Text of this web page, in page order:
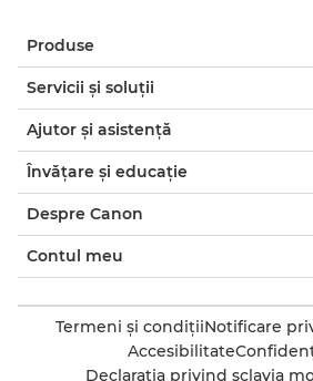
Produse
Servicii şi soluţii
Ajutor şi asistenţă
Învăţare şi educaţie
Despre Canon
Contul meu
Termeni şi condiţiiNotificare
Accesibilitate
Declaraţia privind sclavia